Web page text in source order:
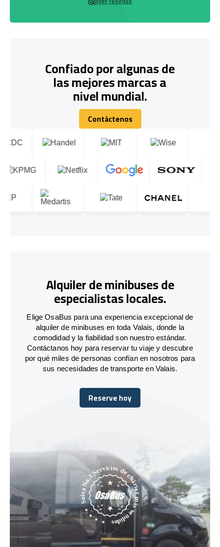
Confiado por algunas de
las mejores marcas a
nivel mundial.
Contáctenos
Contáctenos
Alquiler de minibuses de
especialistas locales.
Elige OsaBus para una experiencia excepcional de
alquiler de minibuses en toda Valais, donde la
comodidad y la fiabilidad son nuestro estándar.
Contáctanos hoy para reservar tu viaje y descubre
por qué miles de personas confían en nosotros para
sus necesidades de transporte en Valais.
Reserve hoy
Reserve hoy